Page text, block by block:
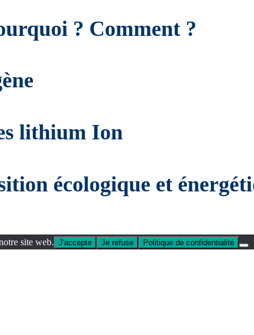
? Comment ?
lithium Ion
écologique et
site web. J'accepte Je refuse Politique de confidentialité